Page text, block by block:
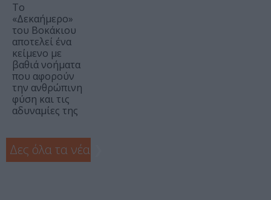
Το
«Δεκαήμερο»
του Βοκάκιου
αποτελεί ένα
κείμενο με
βαθιά νοήματα
που αφορούν
την ανθρώπινη
φύση και τις
αδυναμίες της
Δες όλα τα νέα